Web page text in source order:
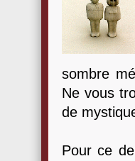
sombre
Ne vous
de
Pour ce